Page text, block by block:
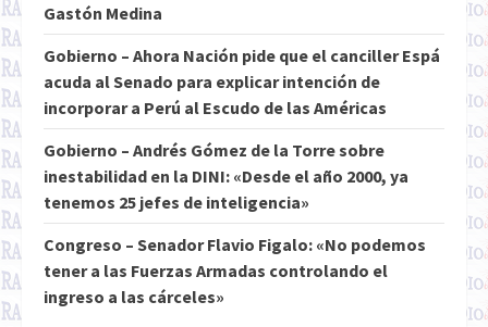
Gastón Medina
Gobierno – Ahora Nación pide que el canciller Espá
acuda al Senado para explicar intención de
incorporar a Perú al Escudo de las Américas
Gobierno – Andrés Gómez de la Torre sobre
inestabilidad en la DINI: «Desde el año 2000, ya
tenemos 25 jefes de inteligencia»
Congreso – Senador Flavio Figalo: «No podemos
tener a las Fuerzas Armadas controlando el
ingreso a las cárceles»